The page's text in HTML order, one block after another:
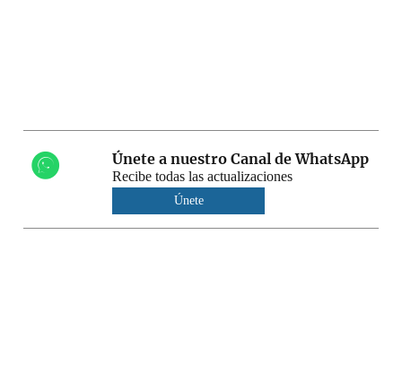
Únete a nuestro Canal de WhatsApp
Recibe todas las actualizaciones
Únete